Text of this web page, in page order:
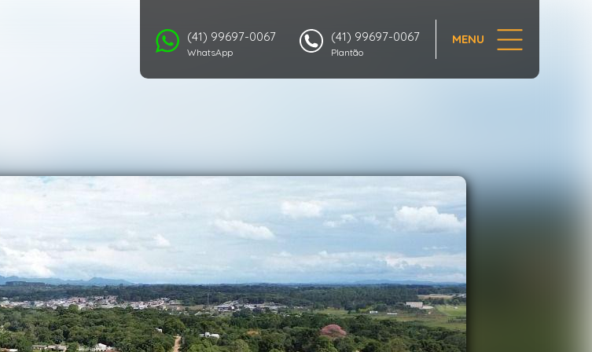
(41) 99697-0067
WhatsApp
(41) 99697-0067
Plantão
MENU